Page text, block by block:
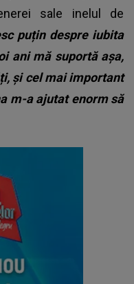
sale inelul de
puțin despre iubita
ani mă suportă așa,
și cel mai important
m-a ajutat enorm să